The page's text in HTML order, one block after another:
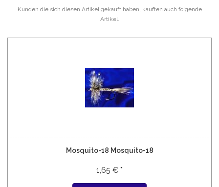
Kunden die sich diesen Artikel gekauft haben, kauften auch folgende
Artikel.
Mosquito-18 Mosquito-18
1,65 € *